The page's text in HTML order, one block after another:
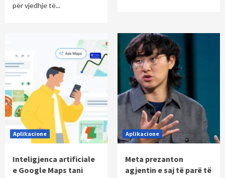
për vjedhje të...
Aplikacione
Inteligjenca artificiale
e Google Maps tani
Aplikacione
Meta prezanton
agjentin e saj të parë të